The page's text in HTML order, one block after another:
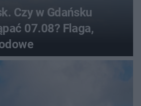
Czy w Gdańsku
07.08? Flaga,